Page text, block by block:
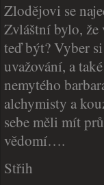
Zlodějovi se
Zvláštní bylo, že
teď být? Vyber
uvažování, a
nemytého
alchymisty a
sebe měli mít
vědomí….
Střih